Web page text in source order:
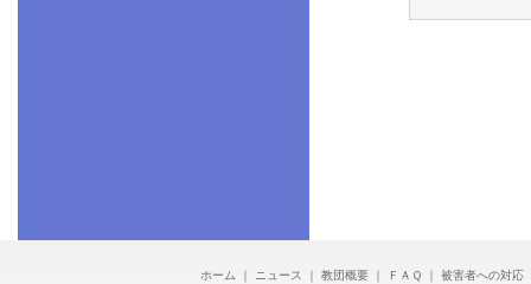
ホーム ニュース 教団概要｜ ＦＡＱ 被害者への対応